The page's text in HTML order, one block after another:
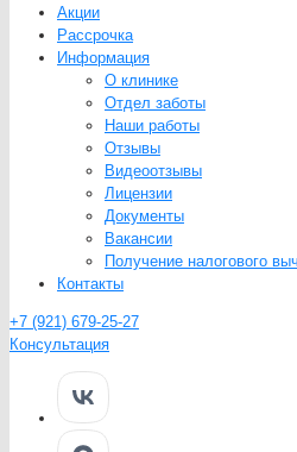
Акции
Рассрочка
Информация
О клинике
Отдел заботы
Наши работы
Отзывы
Видеоотзывы
Лицензии
Документы
Вакансии
Получение налогового
Контакты
+7 (921) 679-25-27
Консультация